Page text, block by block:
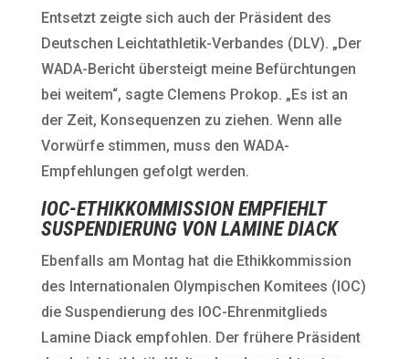
Entsetzt zeigte sich auch der Präsident des
Deutschen Leichtathletik-Verbandes (DLV). „Der
WADA-Bericht übersteigt meine Befürchtungen
bei weitem“, sagte Clemens Prokop. „Es ist an
der Zeit, Konsequenzen zu ziehen. Wenn alle
Vorwürfe stimmen, muss den WADA-
Empfehlungen gefolgt werden.
IOC-ETHIKKOMMISSION EMPFIEHLT
SUSPENDIERUNG VON LAMINE DIACK
Ebenfalls am Montag hat die Ethikkommission
des Internationalen Olympischen Komitees (IOC)
die Suspendierung des IOC-Ehrenmitglieds
Lamine Diack empfohlen. Der frühere Präsident